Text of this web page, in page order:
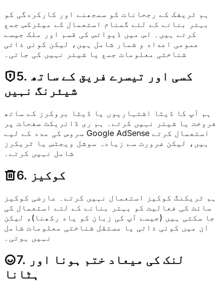
ہم ٹریفک کے رجحانات کو سمجھنے اور کارکردگی کو
بہتر بنانے کے لئے گمنام استعمال کے میٹرکس جمع
کرتے ہیں۔ اس میں ڈیوائس کی قسم اور ملک جیسے
عمومی اعداد و شمار شامل ہیں، لیکن کوئی ذاتی
شناختی معلومات جمع یا شیئر نہیں کی جاتی۔
5. کسی اور تیسرے فریق کے ساتھ
شیئرنگ نہیں
ہم آپ کا ڈیٹا اشتہاریوں یا ڈیٹا بروکرز کے ساتھ
فروخت یا شیئر نہیں کرتے۔ ہم ری ڈائریکٹ صفحات پر
سروس کی مدد کے لیے Google AdSense استعمال کرتے
ہیں، لیکن ضرورت سے زیادہ سوشل ویجٹس یا ٹریکرز
شامل نہیں کرتے۔
6. کوکیز
ہم ٹریکنگ کوکیز استعمال نہیں کرتے۔ عارضی کوکیز
سائٹ کی فعالیت کو بہتر بنانے کے لئے استعمال کی
جا سکتی ہیں (جیسے آپ کی زبان کو یاد رکھنا)، لیکن
ان میں کوئی ذاتی یا مستقل شناختی معلومات شامل
نہیں ہوتی۔
7. لنک کی میعاد ختم ہونا اور
ہٹانا